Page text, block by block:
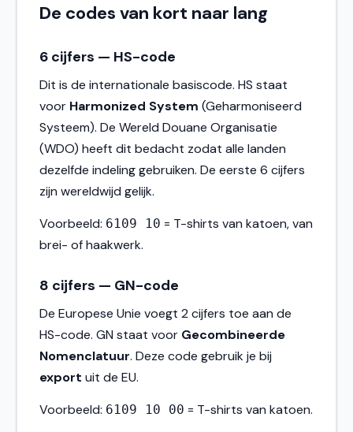
De codes van kort naar lang
6 cijfers — HS-code
Dit is de internationale basiscode. HS staat
voor Harmonized System (Geharmoniseerd
Systeem). De Wereld Douane Organisatie
(WDO) heeft dit bedacht zodat alle landen
dezelfde indeling gebruiken. De eerste 6 cijfers
zijn wereldwijd gelijk.
Voorbeeld: 6109 10 = T-shirts van katoen, van
brei- of haakwerk.
8 cijfers — GN-code
De Europese Unie voegt 2 cijfers toe aan de
HS-code. GN staat voor Gecombineerde
Nomenclatuur. Deze code gebruik je bij
export uit de EU.
Voorbeeld: 6109 10 00 = T-shirts van katoen.